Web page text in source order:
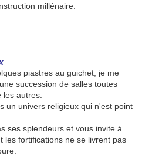
millénaire.
piastres au guichet, je me
succession de salles toutes
autres.
un univers religieux qui n'est point
ses splendeurs et vous invite à
les fortifications ne se livrent pas